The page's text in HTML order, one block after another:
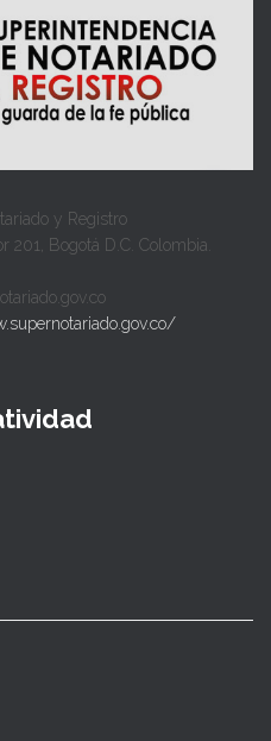
y Registro
201, Bogotá D.C. Colombia.